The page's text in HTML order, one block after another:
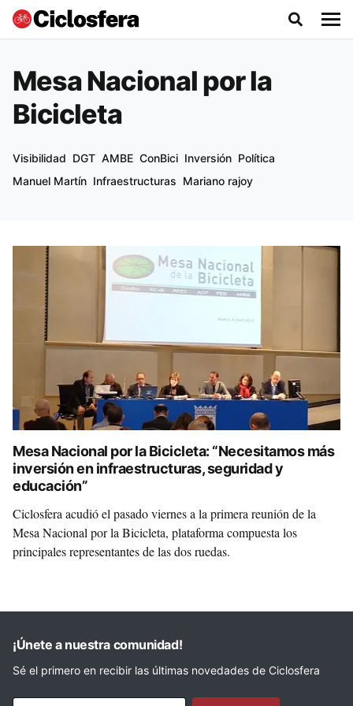
Mesa Nacional por la
Bicicleta
Visibilidad DGT AMBE ConBici Inversión Política
Manuel Martín Infraestructuras Mariano rajoy
Mesa Nacional por la Bicicleta: “Necesitamos más
inversión en infraestructuras, seguridad y
educación”
Ciclosfera acudió el pasado viernes a la primera reunión de la
Mesa Nacional por la Bicicleta, plataforma compuesta los
principales representantes de las dos ruedas.
¡Únete a nuestra comunidad!
Sé el primero en recibir las últimas novedades de Ciclosfera